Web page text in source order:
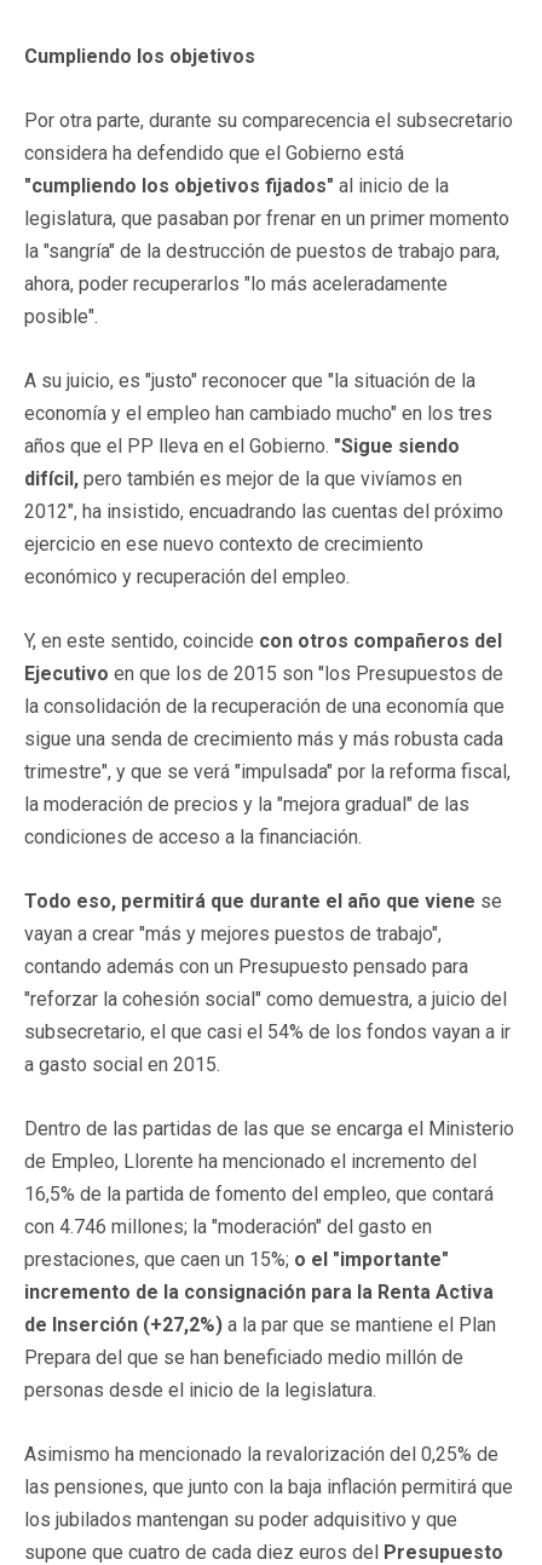
Cumpliendo los objetivos
Por otra parte, durante su comparecencia el subsecretario
considera ha defendido que el Gobierno está
"cumpliendo los objetivos fijados" al inicio de la
legislatura, que pasaban por frenar en un primer momento
la "sangría" de la destrucción de puestos de trabajo para,
ahora, poder recuperarlos "lo más aceleradamente
posible".
A su juicio, es "justo" reconocer que "la situación de la
economía y el empleo han cambiado mucho" en los tres
años que el PP lleva en el Gobierno. "Sigue siendo
difícil, pero también es mejor de la que vivíamos en
2012", ha insistido, encuadrando las cuentas del próximo
ejercicio en ese nuevo contexto de crecimiento
económico y recuperación del empleo.
Y, en este sentido, coincide con otros compañeros del
Ejecutivo en que los de 2015 son "los Presupuestos de
la consolidación de la recuperación de una economía que
sigue una senda de crecimiento más y más robusta cada
trimestre", y que se verá "impulsada" por la reforma fiscal,
la moderación de precios y la "mejora gradual" de las
condiciones de acceso a la financiación.
Todo eso, permitirá que durante el año que viene se
vayan a crear "más y mejores puestos de trabajo",
contando además con un Presupuesto pensado para
"reforzar la cohesión social" como demuestra, a juicio del
subsecretario, el que casi el 54% de los fondos vayan a ir
a gasto social en 2015.
Dentro de las partidas de las que se encarga el Ministerio
de Empleo, Llorente ha mencionado el incremento del
16,5% de la partida de fomento del empleo, que contará
con 4.746 millones; la "moderación" del gasto en
prestaciones, que caen un 15%; o el "importante"
incremento de la consignación para la Renta Activa
de Inserción (+27,2%) a la par que se mantiene el Plan
Prepara del que se han beneficiado medio millón de
personas desde el inicio de la legislatura.
Asimismo ha mencionado la revalorización del 0,25% de
las pensiones, que junto con la baja inflación permitirá que
los jubilados mantengan su poder adquisitivo y que
supone que cuatro de cada diez euros del Presupuesto